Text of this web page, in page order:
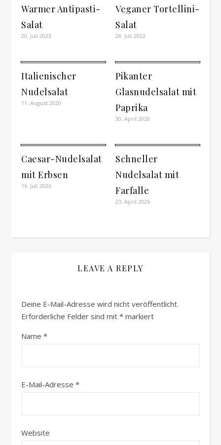
Warmer Antipasti-
Salat
20. Juli 2023
Veganer Tortellini-
Salat
28. Juli 2022
Italienischer
Nudelsalat
11. August 2020
Pikanter
Glasnudelsalat mit
Paprika
30. April 2020
Caesar-Nudelsalat
mit Erbsen
16. Juli 2026
Schneller
Nudelsalat mit
Farfalle
23. April 2026
LEAVE A REPLY
Deine E-Mail-Adresse wird nicht veröffentlicht.
Erforderliche Felder sind mit * markiert
Name *
E-Mail-Adresse *
Website